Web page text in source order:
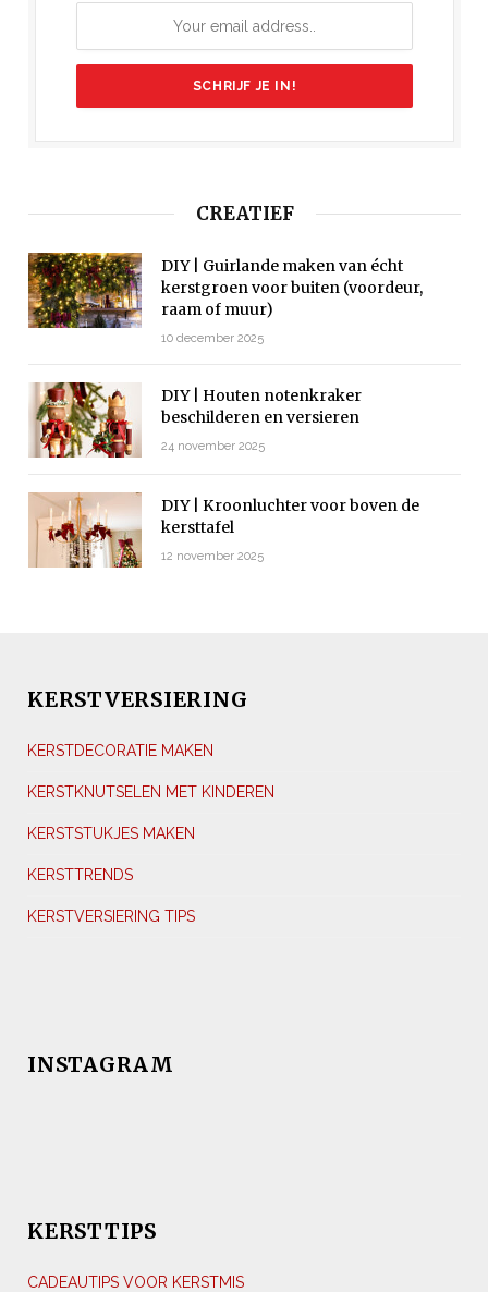
CREATIEF
DIY | Guirlande maken van écht
kerstgroen voor buiten (voordeur,
raam of muur)
10 december 2025
DIY | Houten notenkraker
beschilderen en versieren
24 november 2025
DIY | Kroonluchter voor boven de
kersttafel
12 november 2025
KERSTVERSIERING
KERSTDECORATIE MAKEN
KERSTKNUTSELEN MET KINDEREN
KERSTSTUKJES MAKEN
KERSTTRENDS
KERSTVERSIERING TIPS
INSTAGRAM
KERSTTIPS
CADEAUTIPS VOOR KERSTMIS